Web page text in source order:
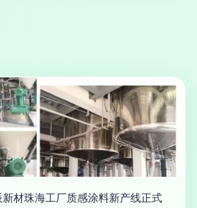
材珠海工厂质感涂料新产线正式